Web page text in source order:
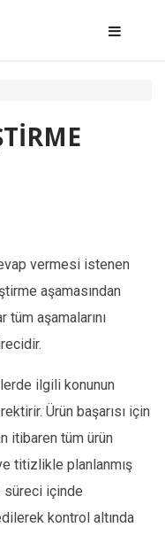
vermesi istenen
aşamasından
aşamalarını
ilgili konunun
Ürün başarısı için
itibaren tüm ürün
titizlikle planlanmış
süreci içinde
kontrol altında